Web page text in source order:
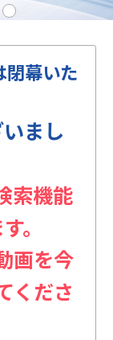
閉幕いた
まし
索機能
。
画を今
くださ